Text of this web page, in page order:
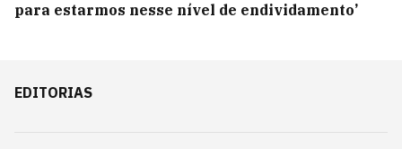
para estarmos nesse nível de endividamento’
EDITORIAS